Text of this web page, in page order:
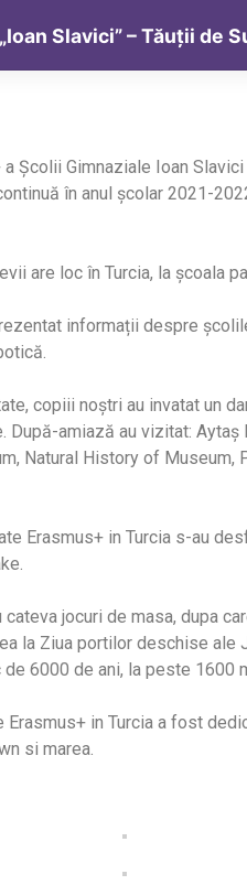
Slavici” – Tăuții de
Școlii Gimnaziale Ioan
în anul școlar 2021-
are loc în Turcia, la școala
informații despre
copiii noștri au invatat un
După-amiază au vizitat: Aytaș
Natural History of Museum,
Erasmus+ in Turcia s-au
jocuri de masa, dupa
la Ziua portilor deschise
6000 de ani, la peste 1600
in Turcia a fost
si marea.